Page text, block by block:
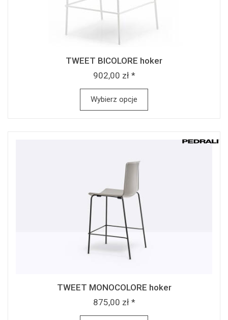
TWEET BICOLORE hoker
902,00 zł *
Wybierz opcje
TWEET MONOCOLORE hoker
875,00 zł *